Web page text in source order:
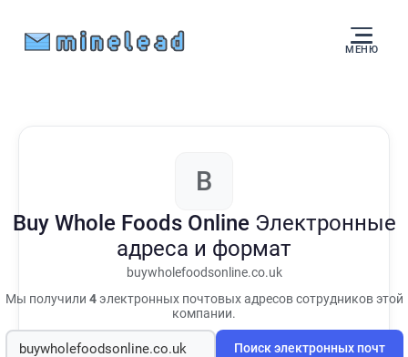
МЕНЮ
B
Buy Whole Foods Online Электронные
адреса и формат
buywholefoodsonline.co.uk
Мы получили 4электронных почтовых адресов сотрудников этой
компании.
Поиск электронных почт